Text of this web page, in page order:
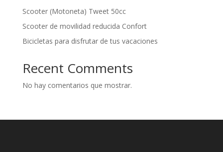
Scooter (Motoneta) Tweet 50cc
Scooter de movilidad reducida Confort
Bicicletas para disfrutar de tus vacaciones
Recent Comments
No hay comentarios que mostrar.